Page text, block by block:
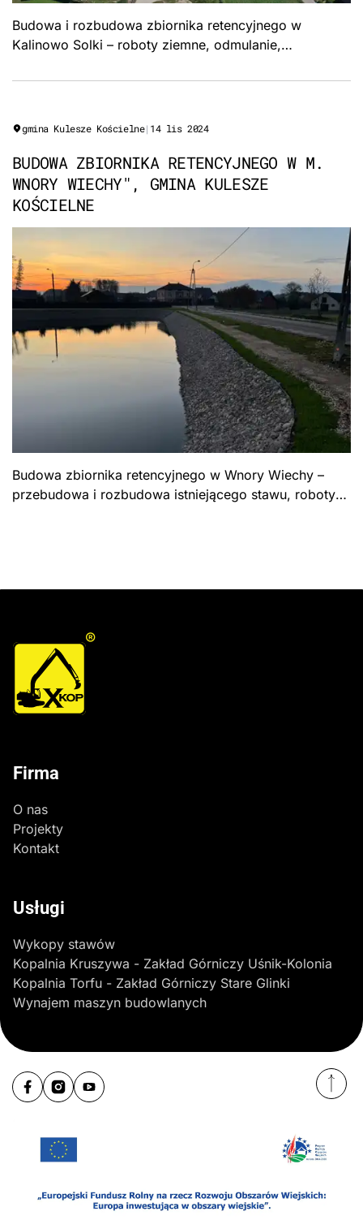
Budowa i rozbudowa zbiornika retencyjnego w
Kalinowo Solki – roboty ziemne, odmulanie,
wybuduj", Gmina Kulesze Kościelne.
gmina Kulesze Kościelne| 14 lis 2024
BUDOWA ZBIORNIKA RETENCYJNEGO W M.
WNORY WIECHY", GMINA KULESZE
KOŚCIELNE
Budowa zbiornika retencyjnego w Wnory Wiechy –
przebudowa i rozbudowa istniejącego stawu, roboty
®
Firma
O nas
Projekty
Kontakt
Usługi
Wykopy stawów
Kopalnia Kruszywa - Zakład Górniczy Uśnik-Kolonia
Kopalnia Torfu - Zakład Górniczy Stare Glinki
Wynajem maszyn budowlanych